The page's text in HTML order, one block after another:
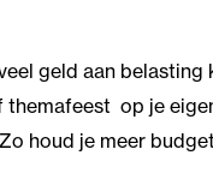
geld aan
op je
houd je meer